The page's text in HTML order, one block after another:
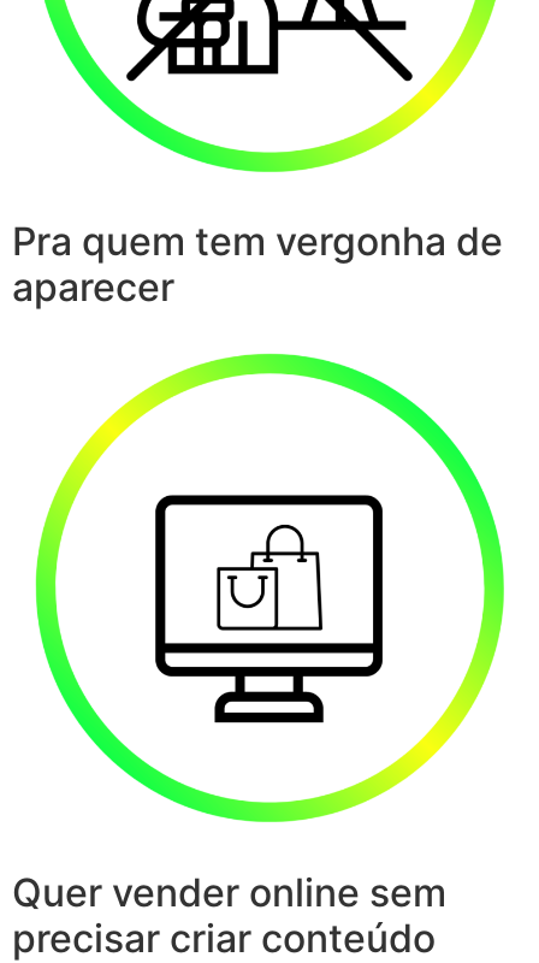
Pra quem tem vergonha de
aparecer
Quer vender online sem
precisar criar conteúdo